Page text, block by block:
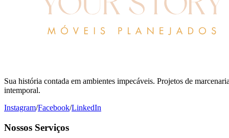
Sua história contada em ambientes impecáveis. Projetos de
intemporal.
Instagram/Facebook/LinkedIn
Nossos Serviços